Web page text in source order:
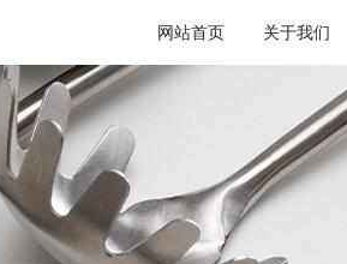
网站首页 关于我们